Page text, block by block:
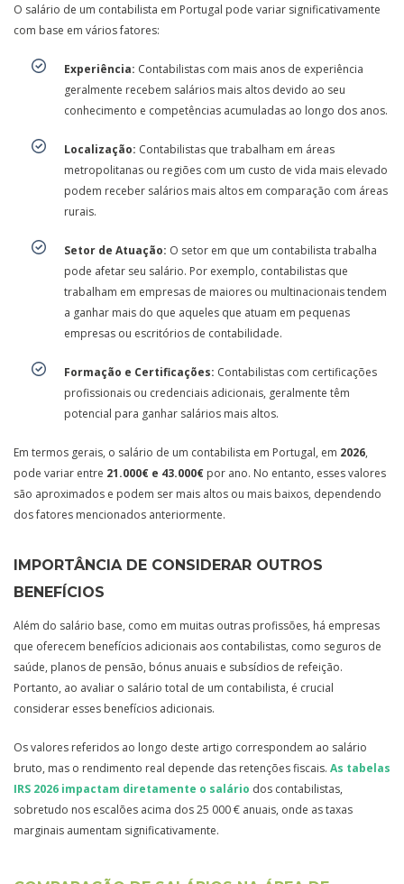
O salário de um contabilista em Portugal pode variar significativamente
com base em vários fatores:
Experiência: Contabilistas com mais anos de experiência
geralmente recebem salários mais altos devido ao seu
conhecimento e competências acumuladas ao longo dos anos.
Localização: Contabilistas que trabalham em áreas
metropolitanas ou regiões com um custo de vida mais elevado
podem receber salários mais altos em comparação com áreas
rurais.
Setor de Atuação: O setor em que um contabilista trabalha
pode afetar seu salário. Por exemplo, contabilistas que
trabalham em empresas de maiores ou multinacionais tendem
a ganhar mais do que aqueles que atuam em pequenas
empresas ou escritórios de contabilidade.
Formação e Certificações: Contabilistas com certificações
profissionais ou credenciais adicionais, geralmente têm
potencial para ganhar salários mais altos.
Em termos gerais, o salário de um contabilista em Portugal, em 2026,
pode variar entre 21.000€ e 43.000€ por ano. No entanto, esses valores
são aproximados e podem ser mais altos ou mais baixos, dependendo
dos fatores mencionados anteriormente.
IMPORTÂNCIA DE CONSIDERAR OUTROS
BENEFÍCIOS
Além do salário base, como em muitas outras profissões, há empresas
que oferecem benefícios adicionais aos contabilistas, como seguros de
saúde, planos de pensão, bónus anuais e subsídios de refeição.
Portanto, ao avaliar o salário total de um contabilista, é crucial
considerar esses benefícios adicionais.
Os valores referidos ao longo deste artigo correspondem ao salário
bruto, mas o rendimento real depende das retenções fiscais. As tabelas
IRS 2026 impactam diretamente o salário dos contabilistas,
sobretudo nos escalões acima dos 25 000 € anuais, onde as taxas
marginais aumentam significativamente.